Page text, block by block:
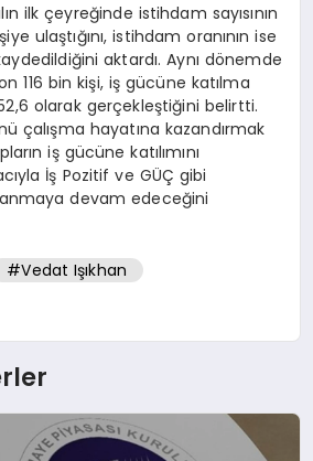
ilk çeyreğinde istihdam sayısının
ulaştığını, istihdam oranının ise
aktardı. Aynı dönemde
116 bin kişi, iş gücüne katılma
olarak gerçekleştiğini belirtti.
çalışma hayatına kazandırmak
iş gücüne katılımını
İş Pozitif ve GÜÇ gibi
devam edeceğini
#Vedat Işıkhan